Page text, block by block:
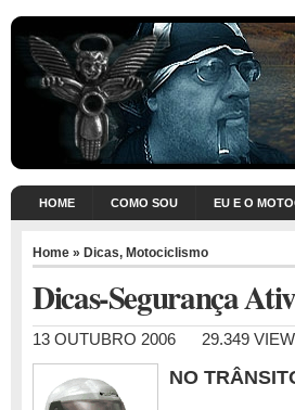
HOME COMO SOU EU E O
Home » Dicas, Motociclismo
Dicas-Segurança
13 OUTUBRO 2006 29.349
NO